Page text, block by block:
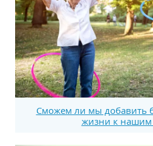
Сможем ли мы добавить
жизни к нашим